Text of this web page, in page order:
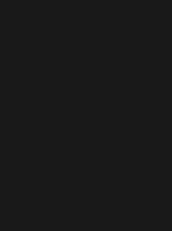
ventana)
ventana)